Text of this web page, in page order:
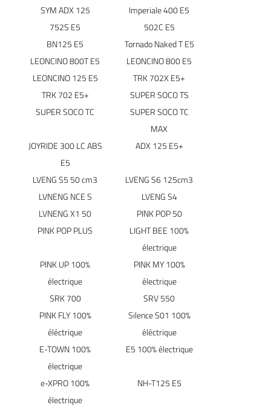
SYM ADX 125
Imperiale 400 E5
752S E5
502C E5
BN125 E5
Tornado Naked T E5
LEONCINO 800T E5
LEONCINO 800 E5
LEONCINO 125 E5
TRK 702X E5+
TRK 702 E5+
SUPER SOCO TS
SUPER SOCO TC
SUPER SOCO TC
MAX
JOYRIDE 300 LC ABS
E5
ADX 125 E5+
LVENG S5 50 cm3
LVENG S6 125cm3
LVNENG NCE S
LVENG S4
LVNENG X1 50
PINK POP 50
PINK POP PLUS
LIGHT BEE 100%
électrique
PINK UP 100%
électrique
PINK MY 100%
électrique
SRK 700
SRV 550
PINK FLY 100%
éléctrique
Silence S01 100%
éléctrique
E-TOWN 100%
électrique
E5 100% électrique
e-XPRO 100%
électrique
NH-T125 E5